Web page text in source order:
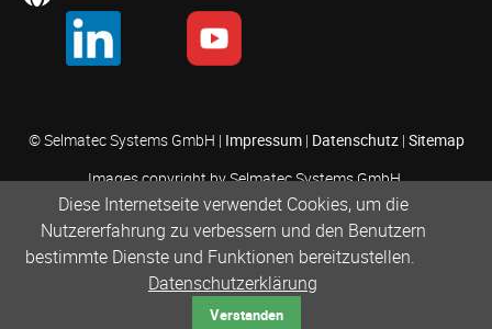
© Selmatec Systems GmbH | Impressum| Datenschutz| Sitemap
Images copyright by Selmatec Systems GmbH.
They are subject to the respective copyright.
Diese Internetseite verwendet Cookies, um die
Nutzererfahrung zu verbessern und den Benutzern
bestimmte Dienste und Funktionen bereitzustellen.
Datenschutzerklärung
Verstanden